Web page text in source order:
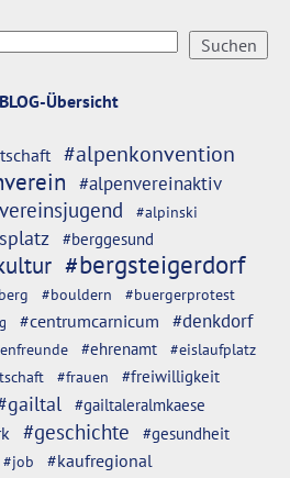
BLOG-Übersicht
#alpenkonvention
#alpenvereinaktiv
#alpinski
#berggesund
#bergsteigerdorf
#bouldern
#buergerprotest
#centrumcarnicum #denkdorf
#ehrenamt
#eislaufplatz
#frauen
#freiwilligkeit
#gailtaleralmkaese
#geschichte #gesundheit
#job
#kaufregional